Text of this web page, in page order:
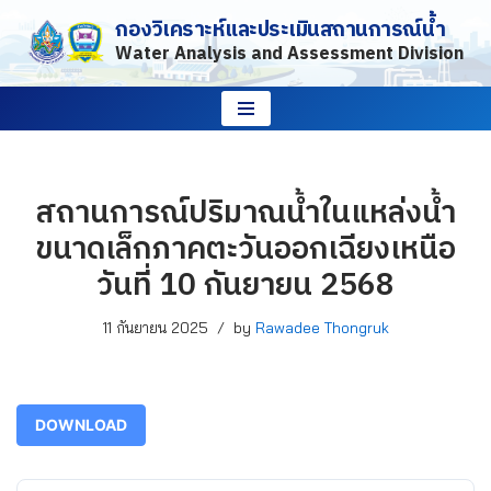
Skip
to
กองวิเคราะห์และประเมินสถานการณ์น้ำ
Water Analysis and Assessment Division
สถานการณ์ปริมาณน้ำในแหล่งน้ำ
ขนาดเล็กภาคตะวันออกเฉียงเหนือ
วันที่ 10 กันยายน 2568
11 กันยายน 2025 by Rawadee Thongruk
DOWNLOAD